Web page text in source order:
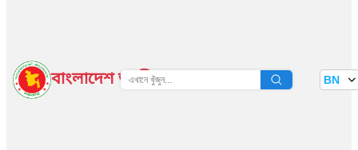
বাংলাদেশ জাতীয় তথ্য বাতায়ন BN